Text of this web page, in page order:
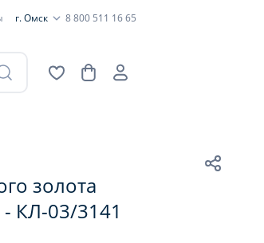
г. Омск 8 800 511 16 65
золота
КЛ-03/3141